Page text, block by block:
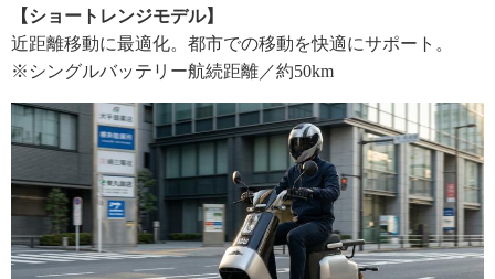
【ショートレンジモデル】
近距離移動に最適化。都市での移動を快適にサポート。
※シングルバッテリー航続距離／約50km